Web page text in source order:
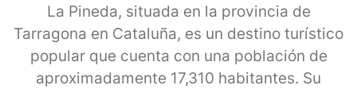
La Pineda, situada en la provincia de
Tarragona en Cataluña, es un destino turístico
popular que cuenta con una población de
aproximadamente 17,310 habitantes. Su